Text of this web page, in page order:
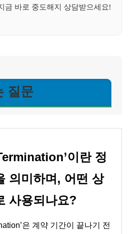
금 바로 중도해지 상담받으세요!
질문
이란 정
의미하며, 어떤 상
사용되나요?
은 계약 기간이 끝나기 전